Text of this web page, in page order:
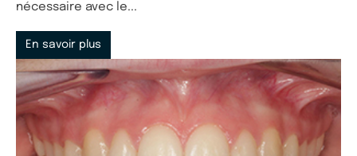
nécessaire avec le...
En savoir plus